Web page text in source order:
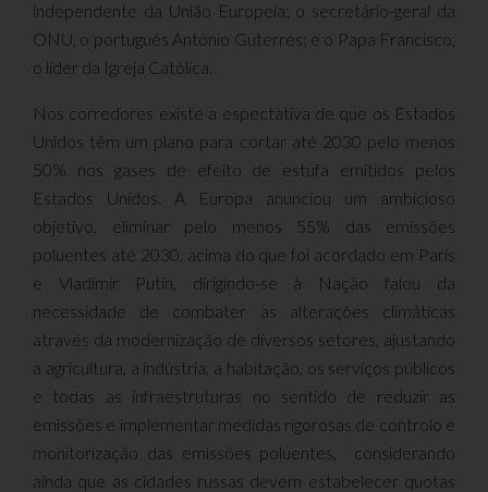
independente da União Europeia; o secretário-geral da
ONU, o português António Guterres; e o Papa Francisco,
o líder da Igreja Católica.
Nos corredores existe a espectativa de que os Estados
Unidos têm um plano para cortar até 2030 pelo menos
50% nos gases de efeito de estufa emitidos pelos
Estados Unidos. A Europa anunciou um ambicioso
objetivo, eliminar pelo menos 55% das emissões
poluentes até 2030, acima do que foi acordado em Paris
e Vladimir Putin, dirigindo-se à Nação falou da
necessidade de combater as alterações climáticas
através da modernização de diversos setores, ajustando
a agricultura, a indústria, a habitação, os serviços públicos
e todas as infraestruturas no sentido de reduzir as
emissões e implementar medidas rigorosas de controlo e
monitorização das emissões poluentes, considerando
ainda que as cidades russas devem estabelecer quotas